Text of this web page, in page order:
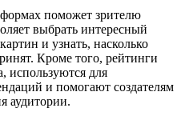
поможет зрителю
выбрать интересный
и узнать, насколько
Кроме того, рейтинги
используются для
и помогают создателям
аудитории.